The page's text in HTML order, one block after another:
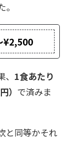
¥2,500
1食あたり
） で済みま
と同等かそれ